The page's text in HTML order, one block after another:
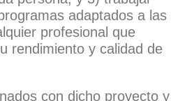
adaptados a las
profesional que
rendimiento y calidad de
con dicho proyecto y